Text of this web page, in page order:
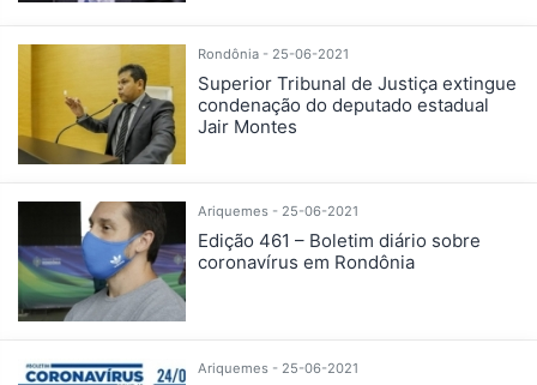
Rondônia - 25-06-2021
Superior Tribunal de Justiça extingue
condenação do deputado estadual
Jair Montes
Ariquemes - 25-06-2021
Edição 461 – Boletim diário sobre
coronavírus em Rondônia
Ariquemes - 25-06-2021